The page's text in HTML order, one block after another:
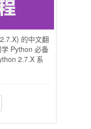
的中文翻
Python 必备
2.7.X 系